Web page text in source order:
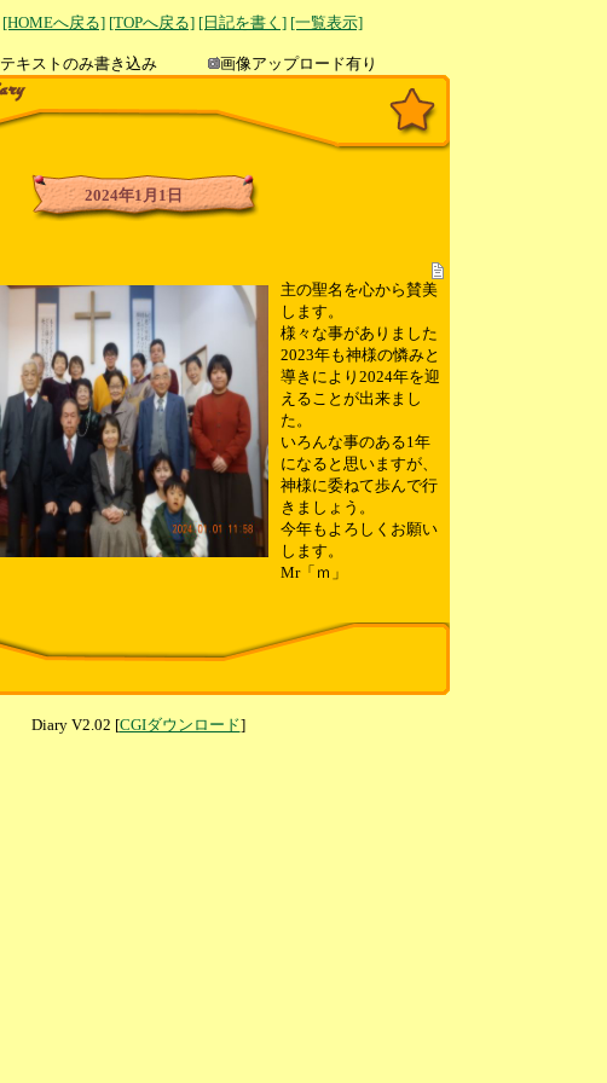
[HOMEへ戻る] [TOPへ戻る] [日記を書く] [一覧表示]
テキストのみ書き込み
画像アップロード有り
2024年1月1日
主の聖名を心から賛美
します。
様々な事がありました
2023年も神様の憐みと
導きにより2024年を迎
えることが出来まし
た。
いろんな事のある1年
になると思いますが、
神様に委ねて歩んで行
きましょう。
今年もよろしくお願い
します。
Mr「ｍ」
Diary V2.02 [CGIダウンロード]